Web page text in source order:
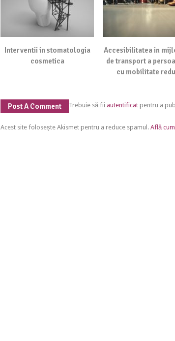
Interventii in stomatologia
cosmetica
Accesibilitatea in
de transport a
cu mobilitate
Post A Comment Trebuie să fii autentificat pentru a
Acest site folosește Akismet pentru a reduce spamul. Află